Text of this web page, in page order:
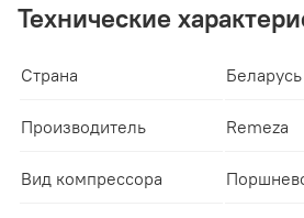
Технические
Страна Беларусь
Производитель Remeza
Вид компрессора